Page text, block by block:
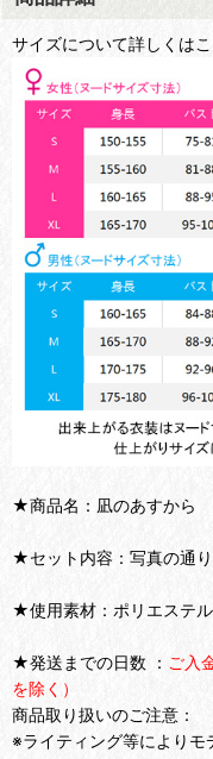
サイズについて詳しくは
★商品名：凪のあすから
★セット内容：写真の通り
★使用素材：ポリエステ
★発送までの日数 ： ご入
を除く）
商品取り扱いのご注意：
※ライティング等によりモ